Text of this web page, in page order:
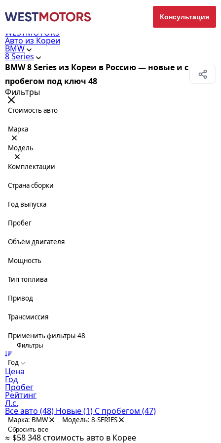
Консультация
WESTMOTORS
Авто из Кореи
BMW
8 Series
BMW 8 Series из Кореи в Россию — новые и с
пробегом под ключ 48
Фильтры
Стоимость авто
Марка
Модель
Комплектации
Страна сборки
Год выпуска
Пробег
Объём двигателя
Мощность
Тип топлива
Привод
Трансмиссия
Применить фильтры 48
Фильтры
Год
Цена
Год
Пробег
Рейтинг
Л.с.
Все авто (48) Новые(1) С пробегом (47)
Марка: BMW Модель: 8-SERIES
Сбросить все
≈ $58 348стоимость авто в Корее